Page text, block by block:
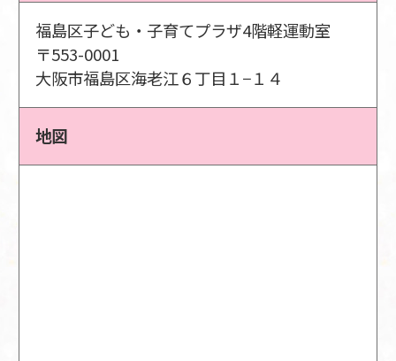
福島区子ども・子育てプラザ4階軽運動室
〒553-0001
大阪市福島区海老江６丁目１−１４
地図